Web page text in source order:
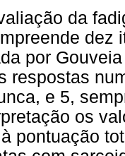
da
dez
por
respostas
e 5,
os
pontuação